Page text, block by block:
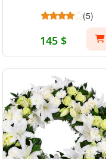
(5)
145 $